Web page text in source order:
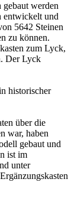
werden
entwickelt und
5642 Steinen
zu können.
zum Lyck,
Der Lyck
historischer
über die
war, haben
gebaut und
ist im
unter